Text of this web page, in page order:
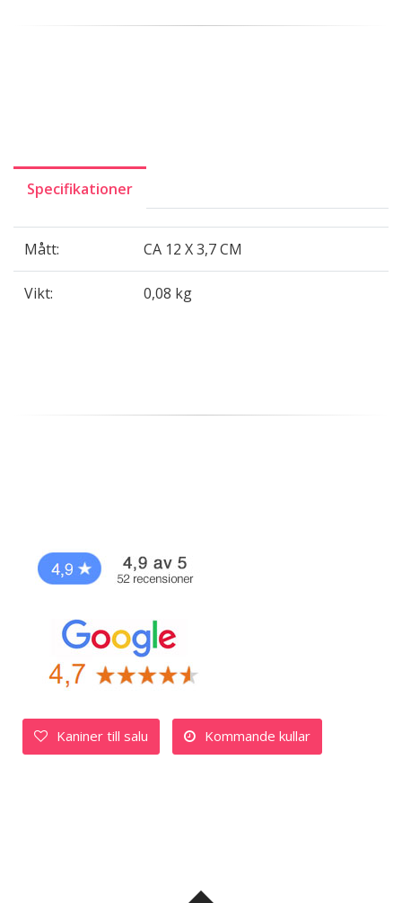
Specifikationer
Mått: CA 12 X 3,7 CM
Vikt: 0,08 kg
Kaniner till salu Kommande kullar